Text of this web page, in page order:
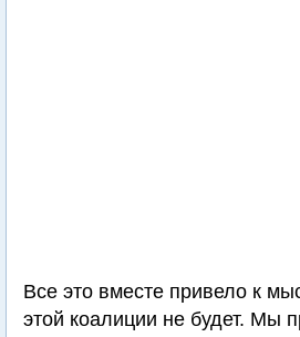
Все это вместе привело к
этой коалиции не будет. Мы